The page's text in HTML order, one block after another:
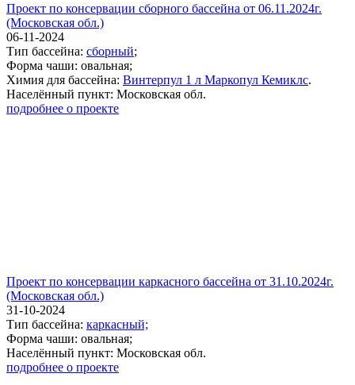
Проект по консервации сборного бассейна от 06.11.2024г.
(Московская обл.)
06-11-2024
Тип бассейна: сборный;
Форма чаши: овальная;
Химия для бассейна: Винтерпул 1 л Маркопул Кемиклс.
Населённый пункт: Московская обл.
подробнее о проекте
Проект по консервации каркасного бассейна от 31.10.2024г.
(Московская обл.)
31-10-2024
Тип бассейна: каркасный;
Форма чаши: овальная;
Населённый пункт: Московская обл.
подробнее о проекте